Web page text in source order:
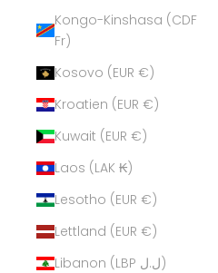
Kongo-Kinshasa (CDF
Fr)
Kosovo (EUR €)
Kroatien (EUR €)
Kuwait (EUR €)
Laos (LAK ₭)
Lesotho (EUR €)
Lettland (EUR €)
Libanon (LBP ل.ل)